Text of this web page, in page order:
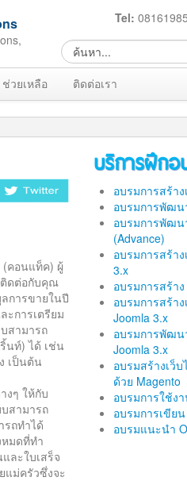
Tel:
ช่วยเหลือ ติดต่อเรา
(คอนแท็ค) ผู้
ติดต่อกับคุณ
การขายในปี
ะการเตรียม
สามารถ
นท์) ได้ เช่น
เป็นต้น
งๆ ให้กับ
สามารถ
ถทำได้
มดที่ทำ
ละใบเสร็จ
แม่ครัวซึ่งจะ
บริการฝึกอ
อบรมการสร้า
อบรมการพัฒน
อบรมการพัฒน
(Advance)
อบรมการสร้า
3.x
อบรมการสร้า
อบรมการสร้า
Joomla 3.x
อบรมการพัฒน
Joomla 3.x
อบรมสร้างเว็
ด้วย Magento
อบรมการใช้ง
อบรมการเขีย
อบรมแนะนำ